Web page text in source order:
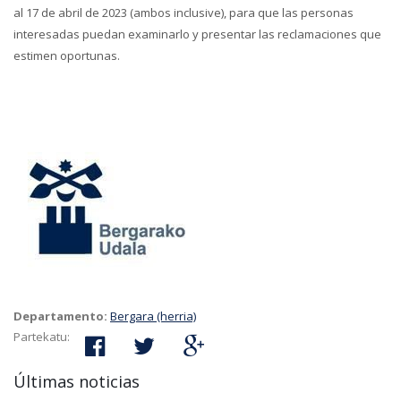
al 17 de abril de 2023 (ambos inclusive), para que las personas
interesadas puedan examinarlo y presentar las reclamaciones que
estimen oportunas.
Departamento: Bergara (herria)
Partekatu:
Últimas noticias